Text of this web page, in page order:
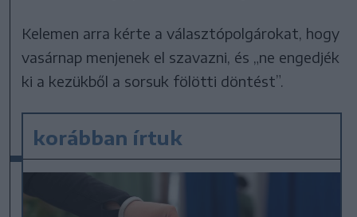
Kelemen arra kérte a választópolgárokat, hogy
vasárnap menjenek el szavazni, és „ne engedjék
ki a kezükből a sorsuk fölötti döntést”.
korábban írtuk